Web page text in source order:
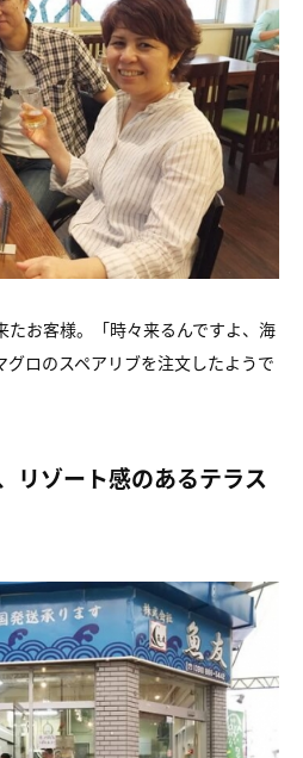
たお客様。「時々来るんですよ、海
ロのスペアリブを注文したようで
リゾート感のあるテラス